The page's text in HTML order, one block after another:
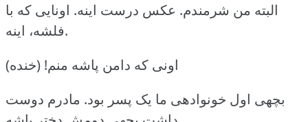
البته من شرمندم. عکس درست اینه. اونایی که با
فلشه، اینه.
اونی که دامن پاشه منم! (خنده)
بچهی اول خونوادهی ما یک پسر بود. مادرم دوست